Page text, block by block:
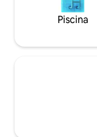
Piscina